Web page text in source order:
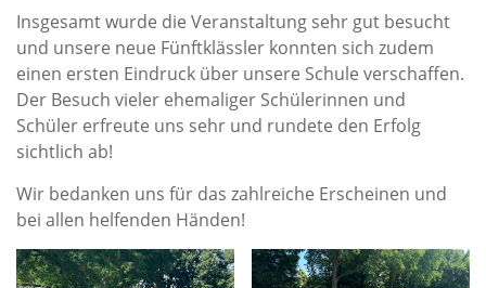
Insgesamt wurde die Veranstaltung sehr gut besucht
und unsere neue Fünftklässler konnten sich zudem
einen ersten Eindruck über unsere Schule verschaffen.
Der Besuch vieler ehemaliger Schülerinnen und
Schüler erfreute uns sehr und rundete den Erfolg
sichtlich ab!
Wir bedanken uns für das zahlreiche Erscheinen und
bei allen helfenden Händen!